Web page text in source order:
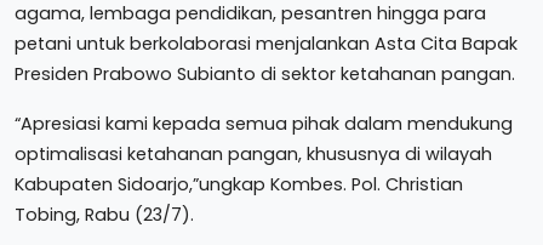
agama, lembaga pendidikan, pesantren hingga para
petani untuk berkolaborasi menjalankan Asta Cita Bapak
Presiden Prabowo Subianto di sektor ketahanan pangan.
“Apresiasi kami kepada semua pihak dalam mendukung
optimalisasi ketahanan pangan, khususnya di wilayah
Kabupaten Sidoarjo,”ungkap Kombes. Pol. Christian
Tobing, Rabu (23/7).